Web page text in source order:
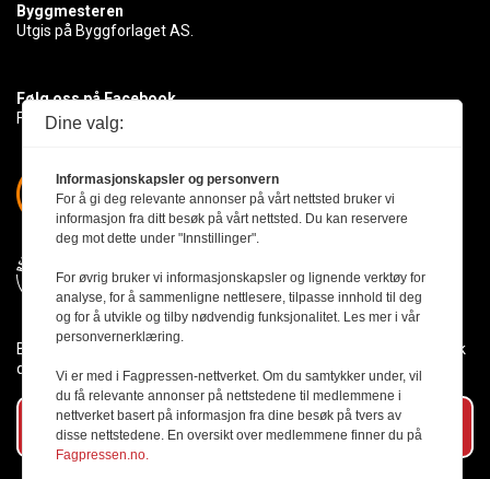
Byggmesteren
Utgis på Byggforlaget AS.
Følg oss på Facebook
Få med deg det siste innen byggebransjen
Byggmesteren følger Vær Varsom-plakaten og presseetikken slik
den er nedfelt i Redaktørplakaten.
Abonner på vårt nyhetsbrev
Dine valg:
Informasjonskapsler og personvern
For å gi deg relevante annonser på vårt nettsted bruker vi
informasjon fra ditt besøk på vårt nettsted. Du kan reservere
deg mot dette under "Innstillinger".
For øvrig bruker vi informasjonskapsler og lignende verktøy for
analyse, for å sammenligne nettlesere, tilpasse innhold til deg
og for å utvikle og tilby nødvendig funksjonalitet. Les mer i vår
personvernerklæring.
Vi er med i Fagpressen-nettverket. Om du samtykker under, vil
du få relevante annonser på nettstedene til medlemmene i
nettverket basert på informasjon fra dine besøk på tvers av
disse nettstedene. En oversikt over medlemmene finner du på
Fagpressen.no.